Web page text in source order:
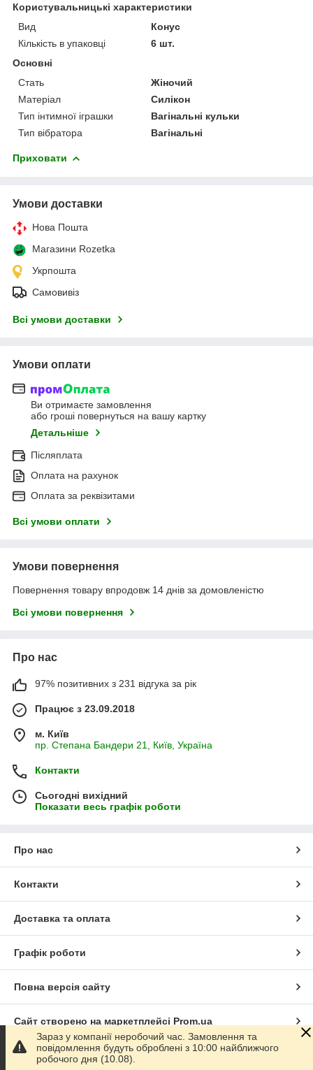
Користувальницькі характеристики
Вид
Конус
Кількість в упаковці
6 шт.
Основні
Стать
Жіночий
Матеріал
Силікон
Тип інтимної іграшки
Вагінальні кульки
Тип вібратора
Вагінальні
Приховати
Умови доставки
Нова Пошта
Магазини Rozetka
Укрпошта
Самовивіз
Всі умови доставки
Умови оплати
Ви отримаєте замовлення
або гроші повернуться на вашу картку
Детальніше
Післяплата
Оплата на рахунок
Оплата за реквізитами
Всі умови оплати
Умови повернення
Повернення товару впродовж 14 днів за домовленістю
Всі умови повернення
Про нас
97% позитивних з 231 відгука за рік
Працює з 23.09.2018
м. Київ
пр. Степана Бандери 21, Київ, Україна
Контакти
Сьогодні вихідний
Показати весь графік роботи
Про нас
Контакти
Доставка та оплата
Графік роботи
Повна версія сайту
Сайт створено на маркетплейсі Prom.ua
Політика конфіденційності
Зараз у компанії неробочий час. Замовлення та
повідомлення будуть оброблені з 10:00 найближчого
робочого дня (10.08).